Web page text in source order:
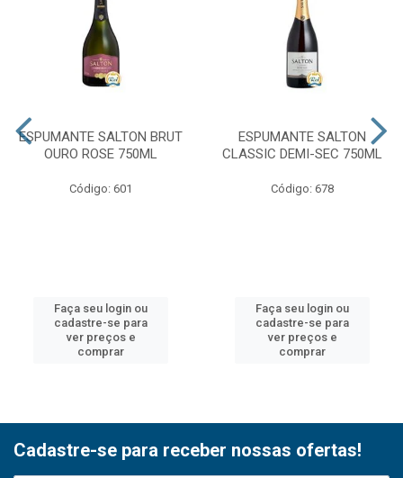
ESPUMANTE SALTON BRUT
OURO ROSE 750ML
Código: 601
Faça seu login ou
cadastre-se para
ver preços e
comprar
ESPUMANTE SALTON
CLASSIC DEMI-SEC 750ML
Código: 678
Faça seu login ou
cadastre-se para
ver preços e
comprar
Cadastre-se para receber nossas ofertas!